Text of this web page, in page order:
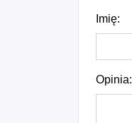
Imię:
Opinia: